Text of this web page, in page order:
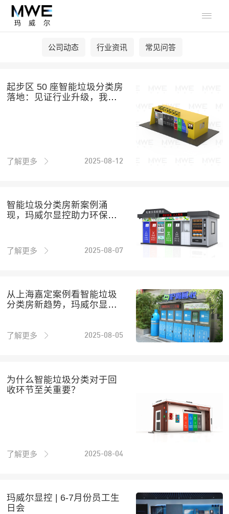

公司动态 行业资讯 常见问答
起步区 50 座智能垃圾分类房
落地：见证行业升级，我司
了解更多 2025-08-12
智能垃圾分类房新案例涌
现，玛威尔显控助力环保升
了解更多 2025-08-07
从上海嘉定案例看智能垃圾
分类房新趋势，玛威尔显控
了解更多 2025-08-05
为什么智能垃圾分类对于回
收环节至关重要？
了解更多 2025-08-04
玛威尔显控 | 6-7月份员工生
日会